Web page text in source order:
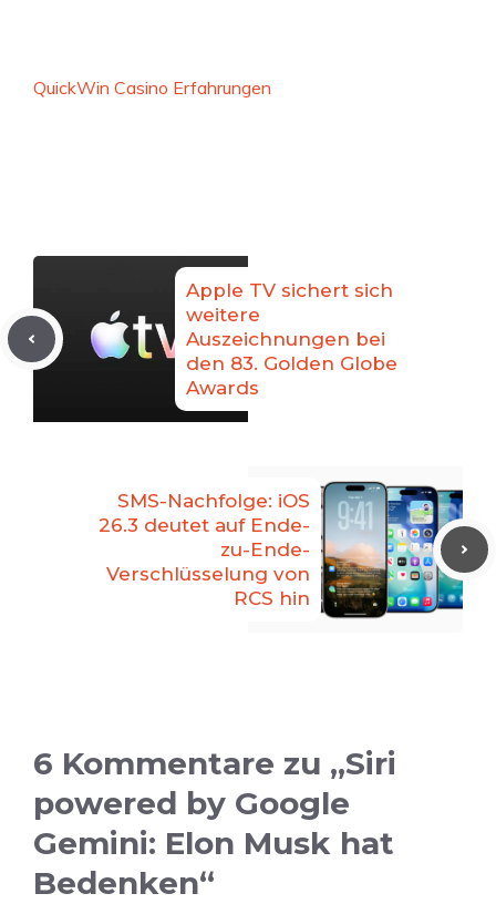
QuickWin Casino Erfahrungen
Apple TV sichert sich
weitere
Auszeichnungen bei
den 83. Golden Globe
Awards
SMS-Nachfolge: iOS
26.3 deutet auf Ende-
zu-Ende-
Verschlüsselung von
RCS hin
6 Kommentare zu „Siri
powered by Google
Gemini: Elon Musk hat
Bedenken“